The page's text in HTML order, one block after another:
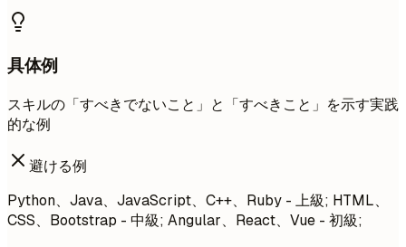
具体例
スキルの「すべきでないこと」と「すべきこと」を示す実践
的な例
避ける例
Python、Java、JavaScript、C++、Ruby - 上級; HTML、
CSS、Bootstrap - 中級; Angular、React、Vue - 初級;